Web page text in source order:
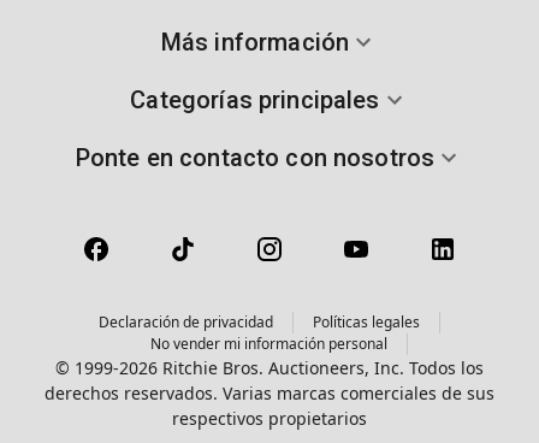
Más información
Categorías principales
Ponte en contacto con nosotros
Declaración de privacidad
Políticas legales
No vender mi información personal
© 1999-2026 Ritchie Bros. Auctioneers, Inc. Todos los
derechos reservados. Varias marcas comerciales de sus
respectivos propietarios